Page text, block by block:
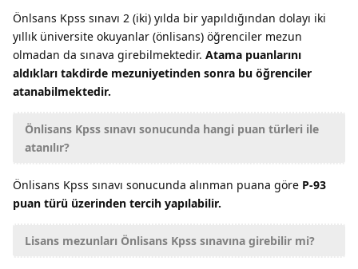
Önlsans Kpss sınavı 2 (iki) yılda bir yapıldığından dolayı iki
yıllık üniversite okuyanlar (önlisans) öğrenciler mezun
olmadan da sınava girebilmektedir. Atama puanlarını
aldıkları takdirde mezuniyetinden sonra bu öğrenciler
atanabilmektedir.
Önlisans Kpss sınavı sonucunda hangi puan türleri ile
atanılır?
Önlisans Kpss sınavı sonucunda alınman puana göre P-93
puan türü üzerinden tercih yapılabilir.
Lisans mezunları Önlisans Kpss sınavına girebilir mi?